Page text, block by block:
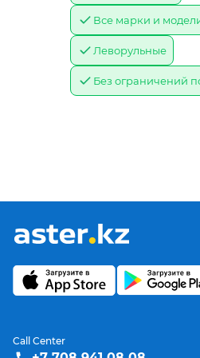
Все марки и
Леворульные
Без ограничений
Call Center